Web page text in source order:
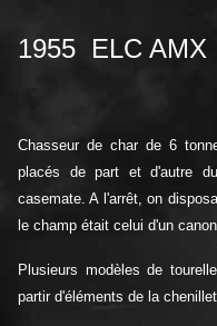
1955 ELC AMX
Chasseur de char de 6
placés de part et d'autre
casemate. A l'arrêt, on
le champ était celui d'un
Plusieurs modèles de
partir d'éléments de la